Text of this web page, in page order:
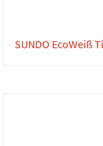
SUNDO EcoWeiß